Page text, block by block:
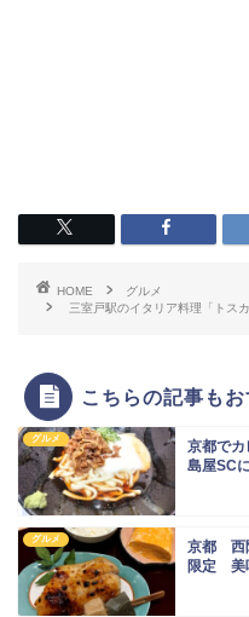
HOME
グルメ
三室戸駅のイタリア料理「トス
こちらの記事もお
グルメ
京都でカ
島屋SC
グルメ
京都 西
限定 美